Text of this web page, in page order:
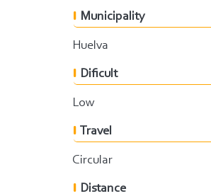
Municipality
Huelva
Dificult
Low
Travel
Circular
Distance